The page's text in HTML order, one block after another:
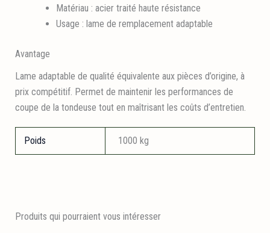
Matériau : acier traité haute résistance
Usage : lame de remplacement adaptable
Avantage
Lame adaptable de qualité équivalente aux pièces d’origine, à
prix compétitif. Permet de maintenir les performances de
coupe de la tondeuse tout en maîtrisant les coûts d’entretien.
Poids 1000 kg
Produits qui pourraient vous intéresser